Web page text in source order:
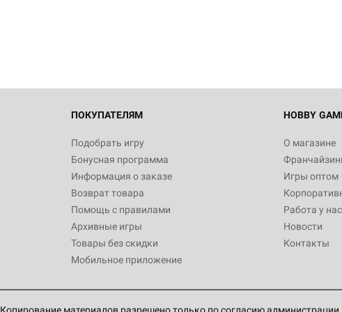
ПОКУПАТЕЛЯМ
Подобрать игру
Бонусная программа
Информация о заказе
Возврат товара
Помощь с правилами
Архивные игры
Товары без скидки
Мобильное приложение
HOBBY
О магазине
Игры оптом
Работа у нас
Новости
Контакты
Белая
12 990
3 490